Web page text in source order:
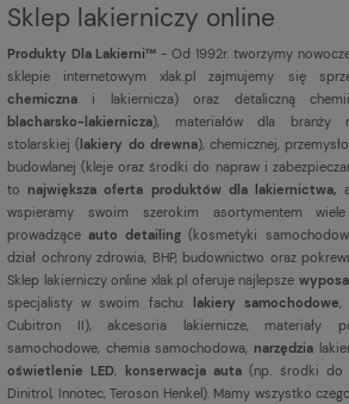
Sklep lakierniczy online
Produkty Dla Lakierni™ - Od 1992r. tworzymy
sklepie internetowym xlak.pl zajmujemy się
chemiczna i lakiernicza) oraz detaliczną
blacharsko-lakiernicza), materiałów dla branży
stolarskiej ( lakiery do drewna), chemicznej,
budowlanej (kleje oraz środki do napraw i
tonajwiększa oferta produktów dla lakiernictwa,
wspieramy swoim szerokim asortymentem
prowadząceauto detailing(kosmetyki
dział ochrony zdrowia, BHP, budownictwo oraz
Sklep lakierniczy online xlak.pl oferuje najlepsze
specjalisty w swoim fachu:
lakiery samochodowe
Cubitron II), akcesoria lakiernicze, materiały
samochodowe, chemia samochodowa, narzędzia
oświetlenie LED, konserwacja auta(np. środki do
Dinitrol, Innotec, Teroson Henkel). Mamy wszystko